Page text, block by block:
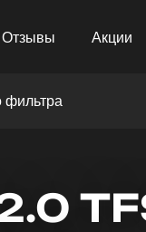
Отзывы Акции
фильтра